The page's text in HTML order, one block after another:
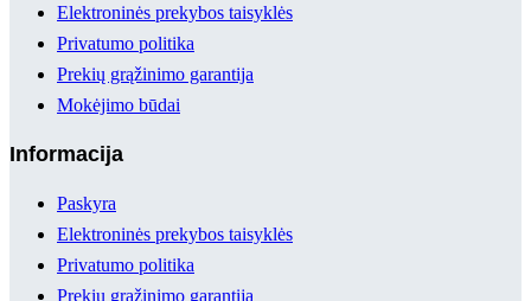
Elektroninės prekybos taisyklės
Privatumo politika
Prekių grąžinimo garantija
Mokėjimo būdai
Informacija
Paskyra
Elektroninės prekybos taisyklės
Privatumo politika
Prekių grąžinimo garantija